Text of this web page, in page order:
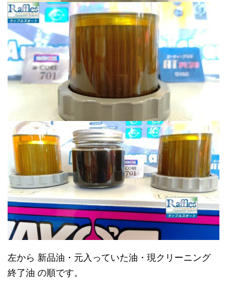
左から 新品油・元入っていた油・現クリーニング
終了油 の順です。